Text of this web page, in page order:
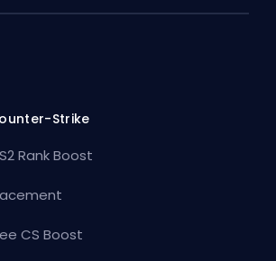
Strike
Rank Boost
CS Boost